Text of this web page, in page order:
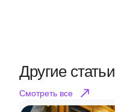
Другие статьи
Смотреть все